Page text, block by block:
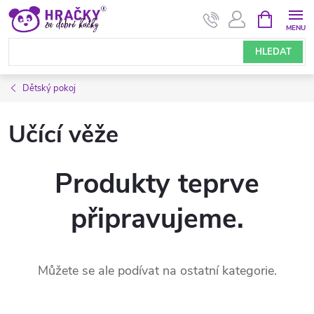
Přejít
obsah
HLEDAT
NÁKUPNÍ
KOŠÍK
Dětský pokoj
Učící věže
Produkty teprve
připravujeme.
Můžete se ale podívat na ostatní kategorie.